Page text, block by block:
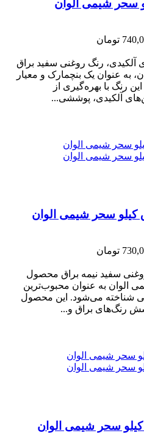
سحر شیمی الوان
تومان
رنگ روغنی سفید براق
عنوان یک بنچمارک و معیار
رنگ با بهره‌گیری از
آلکیدی، پوششی...
کیلو سحر شیمی الوان
تومان
سفید نیمه براق محصول
الوان به عنوان محبوب‌ترین
شناخته می‌شود. این محصول
رنگ‌های براق و...
سحر شیمی الوان